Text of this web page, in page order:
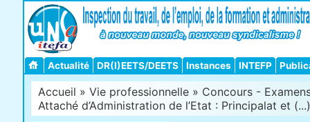
Actualité DR(I)EETS/DEETS Instances INTEFP
Accueil » Vie professionnelle » Concours -
Attaché d’Administration de l’Etat : Principalat et (...)